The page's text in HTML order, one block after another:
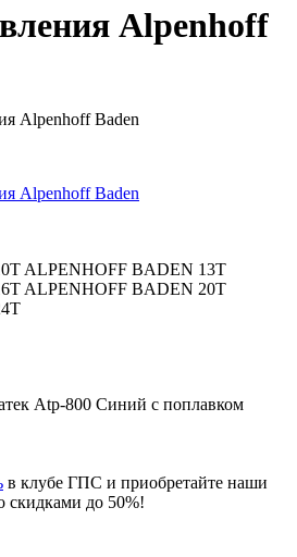
Alpenhoff
ALPENHOFF BADEN 13T
ALPENHOFF BADEN 20T
Atp-800 Синий с поплавком
в клубе ГПС и приобретайте наши
скидками до 50%!